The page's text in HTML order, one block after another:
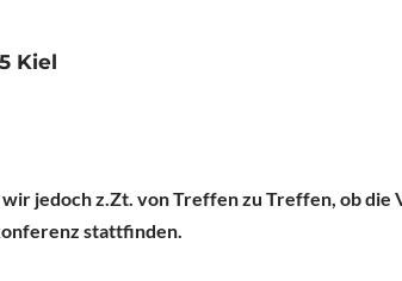
Kiel
jedoch z.Zt. von Treffen zu Treffen, ob die
stattfinden.